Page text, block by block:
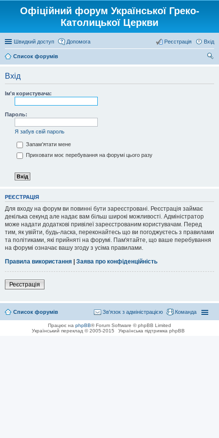
Офіційний форум Української Греко-
Католицької Церкви
Швидкий доступ Допомога Вхід
Реєстрація
Список форумів
Вхід
Ім'я користувача:
Пароль:
Я забув свій пароль
Запам'ятати мене
Приховати моє перебування на форумі цього разу
РЕЄСТРАЦІЯ
Для входу на форум ви повинні бути зареєстровані. Реєстрація займає
декілька секунд але надає вам більш широкі можливості. Адміністратор
може надати додаткові привілеї зареєстрованим користувачам. Перед
тим, як увійти, будь-ласка, переконайтесь що ви погоджуєтесь з правилами
та політиками, які прийняті на форумі. Пам'ятайте, що ваше перебування
на форумі означає вашу згоду з усіма правилами.
Правила використання | Заява про конфіденційність
Реєстрація
Список форумів Команда
Зв'язок з адміністрацією
Працює на phpBB® Forum Software © phpBB Limited
Український переклад © 2005-2015
Українська підтримка phpBB